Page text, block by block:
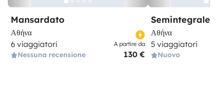
Mansardato
Αθήνα
6 viaggiatori
Nessuna recensione
A partire da
130 €
Semintegrale
Αθήνα
5 viaggiatori
Nuovo